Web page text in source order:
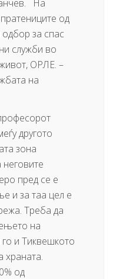
На
од
за спас
служби во
ОРЛЕ. –
на
другото
зона
пред се е
и за таа цел е
Треба да
на
го и Тиквешкото
храната.
од